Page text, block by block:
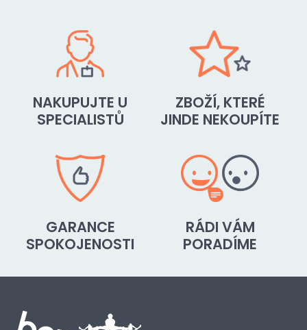
NAKUPUJTE U
SPECIALISTŮ
ZBOŽÍ, KTERÉ
JINDE NEKOUPÍTE
GARANCE
SPOKOJENOSTI
RÁDI VÁM
PORADÍME